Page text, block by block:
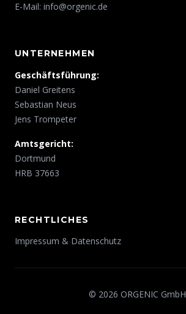
E-Mail: info@orgenic.de
UNTERNEHMEN
Geschäftsführung:
Daniel Greitens
Sebastian Neus
Jens Trompeter
Amtsgericht:
Dortmund
HRB 37663
RECHTLICHES
Impressum & Datenschutz
© 2026 ORGENIC GmbH